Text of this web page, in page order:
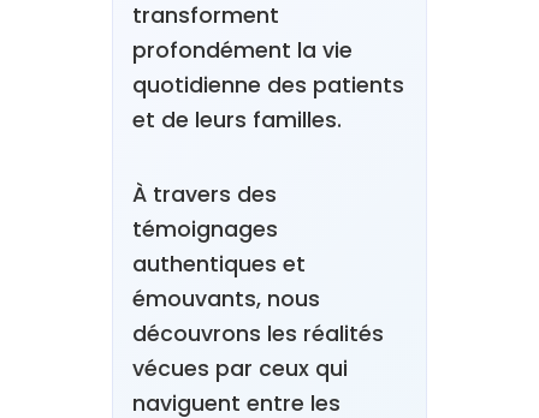
transforment
profondément la vie
quotidienne des patients
et de leurs familles.
À travers des
témoignages
authentiques et
émouvants, nous
découvrons les réalités
vécues par ceux qui
naviguent entre les